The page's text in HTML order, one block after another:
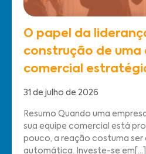
O papel da
construção de uma
comercial
31 de julho de 2026
Resumo Quando uma
sua equipe comercial está
pouco, a reação costuma ser
automática. Investe-se em[...]